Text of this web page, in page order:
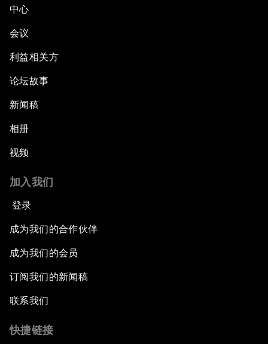
中心
会议
利益相关方
论坛故事
新闻稿
相册
视频
加入我们
登录
成为我们的合作伙伴
成为我们的会员
订阅我们的新闻稿
联系我们
快捷链接